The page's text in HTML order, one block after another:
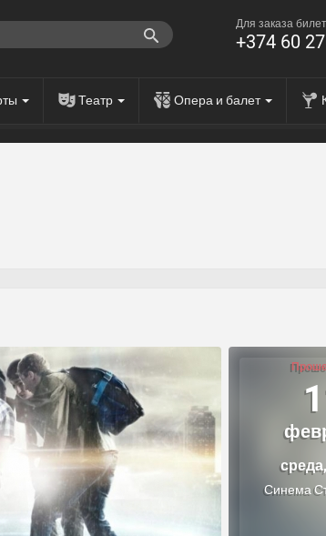
Для заказа
+374 60
Театр Опера и балет
Синема